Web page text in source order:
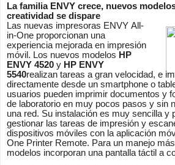
La familia ENVY crece, nuevos
creatividad se dispare
Las nuevas impresoras ENVY All-
in-One proporcionan una
experiencia mejorada en impresión
móvil. Los nuevos modelos HP
ENVY 4520 y HP ENVY
5540realizan tareas a gran velocidad, e
directamente desde un smartphone o
usuarios pueden imprimir documentos y
de laboratorio en muy pocos pasos y sin
una red. Su instalación es muy sencilla y
gestionar las tareas de impresión y
dispositivos móviles con la aplicación
One Printer Remote. Para un manejo
modelos incorporan una pantalla táctil a